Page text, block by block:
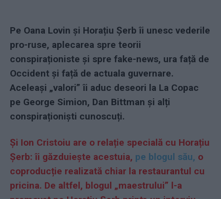
Pe Oana Lovin și Horațiu Șerb îi unesc vederile
pro-ruse, aplecarea spre teorii
conspiraționiste și spre fake-news, ura față de
Occident și față de actuala guvernare.
Aceleași „valori” îi aduc deseori la La Copac
pe George Simion, Dan Bittman și alți
conspiraționiști cunoscuți.
Și Ion Cristoiu are o relație specială cu Horațiu
Șerb: îi găzduiește acestuia, pe blogul său, o
coproducție realizată chiar la restaurantul cu
pricina. De altfel, blogul „maestrului” l-a